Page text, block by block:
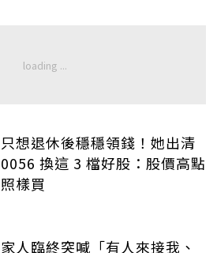
只想退休後穩穩領錢！她出清
0056 換這 3 檔好股：股價高點
照樣買
家人臨終突喊「有人來接我、